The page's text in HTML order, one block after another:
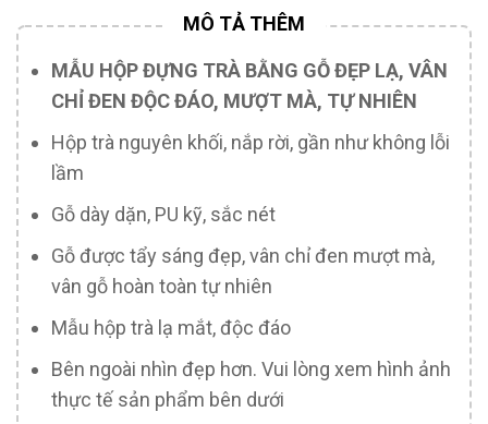
MẪU HỘP ĐỰNG TRÀ BẰNG GỖ ĐẸP LẠ, VÂN
CHỈ ĐEN ĐỘC ĐÁO, MƯỢT MÀ, TỰ NHIÊN
Hộp trà nguyên khối, nắp rời, gần như không lỗi
lầm
Gỗ dày dặn, PU kỹ, sắc nét
Gỗ được tẩy sáng đẹp, vân chỉ đen mượt mà,
vân gỗ hoàn toàn tự nhiên
Mẫu hộp trà lạ mắt, độc đáo
Bên ngoài nhìn đẹp hơn. Vui lòng xem hình ảnh
thực tế sản phẩm bên dưới